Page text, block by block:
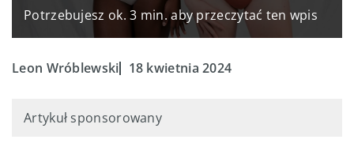
Potrzebujesz ok. 3 min. aby przeczytać ten wpis
Leon Wróblewski 18 kwietnia 2024
Artykuł sponsorowany